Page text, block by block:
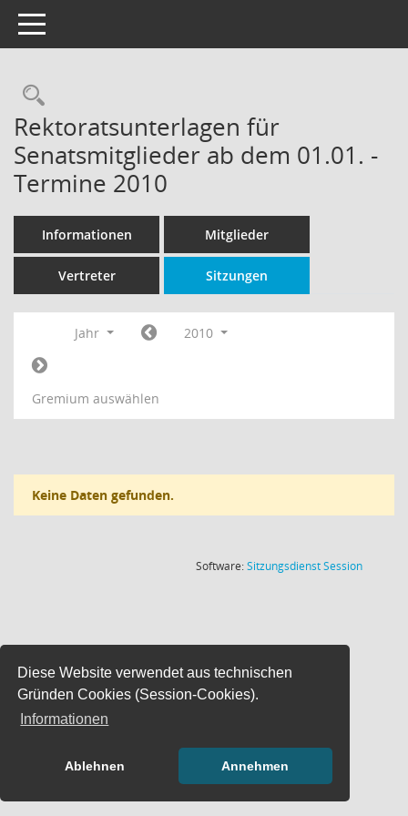
Diese Website verwendet aus technischen
Gründen Cookies (Session-Cookies).
Informationen
Ablehnen Annehmen
Toggle navigation
Rechercheauswahl
Rektoratsunterlagen für
Senatsmitglieder ab dem 01.01. -
Termine 2010
Informationen Mitglieder
Vertreter Sitzungen
Jahr 2010
Gremium auswählen
Keine Daten gefunden.
Software:SitzungsdienstSession(Wird in